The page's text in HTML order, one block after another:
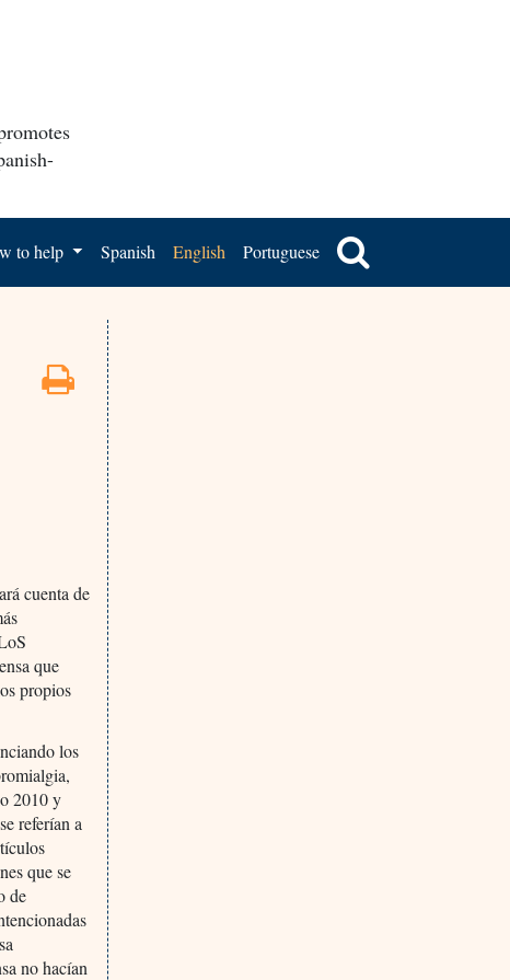
to help Spanish English Portuguese
cuenta de
que
propios
los
2010 y
referían a
que se
de
no hacían